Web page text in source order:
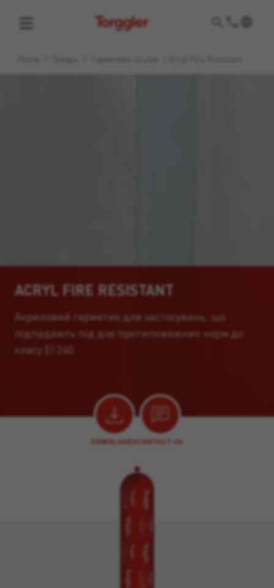
Torggler
ACRYL FIRE RESISTANT
Акриловий герметик для застосувань, що
підпадають під дію протипожежних норм до
класу EI 240.
DOWNLOADSCONTACT US